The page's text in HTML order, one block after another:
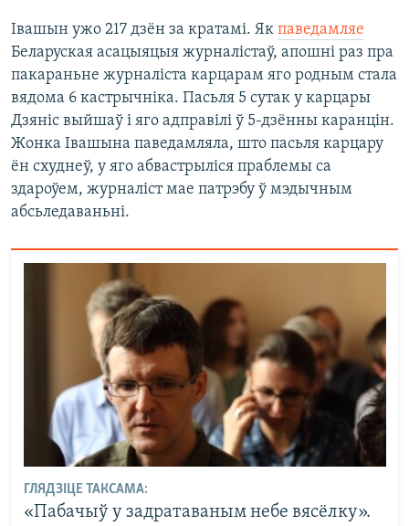
Івашын ужо 217 дзён за кратамі. Як паведамляе
Беларуская асацыяцыя журналістаў, апошні раз пра
пакараньне журналіста карцарам яго родным стала
вядома 6 кастрычніка. Пасьля 5 сутак у карцары
Дзяніс выйшаў і яго адправілі ў 5-дзённы каранцін.
Жонка Івашына паведамляла, што пасьля карцару
ён схуднеў, у яго абвастрыліся праблемы са
здароўем, журналіст мае патрэбу ў мэдычным
абсьледаваньні.
ГЛЯДЗІЦЕ ТАКСАМА:
«Пабачыў у задратаваным небе вясёлку».